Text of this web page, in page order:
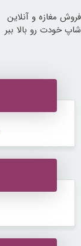
فروش مغازه و آنلاین
شاپ خودت رو بالا ببر